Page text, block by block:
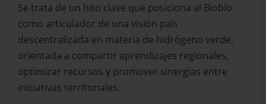
Se trata de un hito clave que posiciona al Biobío
como articulador de una visión país
descentralizada en materia de hidrógeno verde,
orientada a compartir aprendizajes regionales,
optimizar recursos y promover sinergias entre
iniciativas territoriales.